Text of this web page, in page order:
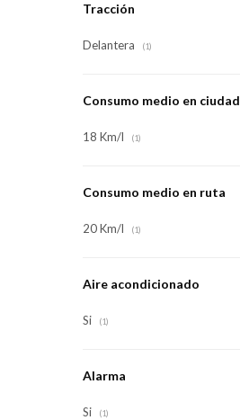
Tracción
Delantera (1)
Consumo medio en ciudad
18 Km/l (1)
Consumo medio en ruta
20 Km/l (1)
Aire acondicionado
Si (1)
Alarma
Si (1)